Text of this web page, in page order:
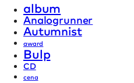
album
Analogrunner
Autumnist
award
Bulp
CD
cena